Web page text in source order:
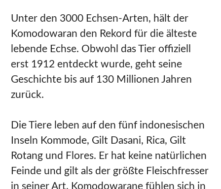
Unter den 3000 Echsen-Arten, hält der
Komodowaran den Rekord für die älteste
lebende Echse. Obwohl das Tier offiziell
erst 1912 entdeckt wurde, geht seine
Geschichte bis auf 130 Millionen Jahren
zurück.
Die Tiere leben auf den fünf indonesischen
Inseln Kommode, Gilt Dasani, Rica, Gilt
Rotang und Flores. Er hat keine natürlichen
Feinde und gilt als der größte Fleischfresser
in seiner Art. Komodowarane fühlen sich in